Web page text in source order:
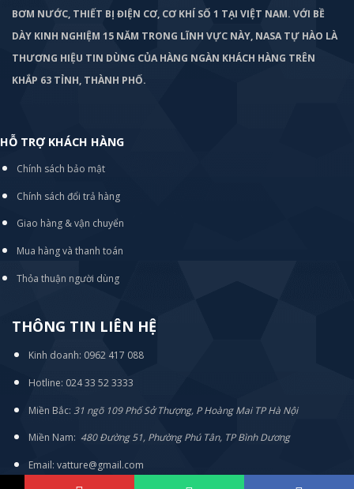
BƠM NƯỚC, THIẾT BỊ ĐIỆN CƠ, CƠ KHÍ SỐ 1 TẠI VIỆT NAM. VỚI BỀ
DÀY KINH NGHIỆM 15 NĂM TRONG LĨNH VỰC NÀY, NASA TỰ HÀO LÀ
THƯƠNG HIỆU TIN DÙNG CỦA HÀNG NGÀN KHÁCH HÀNG TRÊN
KHẮP 63 TỈNH, THÀNH PHỐ.
HỖ TRỢ KHÁCH HÀNG
Chính sách bảo mật
Chính sách đổi trả hàng
Giao hàng & vận chuyển
Mua hàng và thanh toán
Thỏa thuận người dùng
THÔNG TIN LIÊN HỆ
Kinh doanh: 0962 417 088
Hotline: 024 33 52 3333
Miền Bắc: 31 ngõ 109 Phố Sở Thượng, P Hoàng Mai TP Hà Nội
Miền Nam: 480 Đường 51, Phường Phú Tân, TP Bình Dương
Email: vatture@gmail.com